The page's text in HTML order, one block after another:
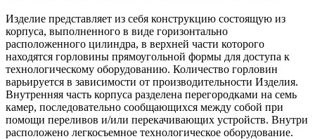
Изделие представляет из себя конструкцию состоящую из
корпуса, выполненного в виде горизонтально
расположенного цилиндра, в верхней части которого
находятся горловины прямоугольной формы для доступа к
технологическому оборудованию. Количество горловин
варьируется в зависимости от производительности Изделия.
Внутренняя часть корпуса разделена перегородками на семь
камер, последовательно сообщающихся между собой при
помощи переливов и/или перекачивающих устройств. Внутри
расположено легкосъемное технологическое оборудование.